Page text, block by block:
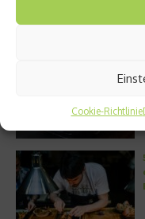
Cookie-Richtlinie